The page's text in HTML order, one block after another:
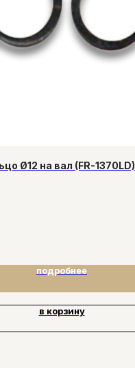
Ø12 на вал (FR-1370LD)
подробнее
в корзину